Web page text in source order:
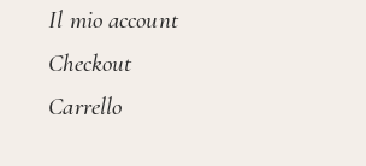
Il mio account
Checkout
Carrello